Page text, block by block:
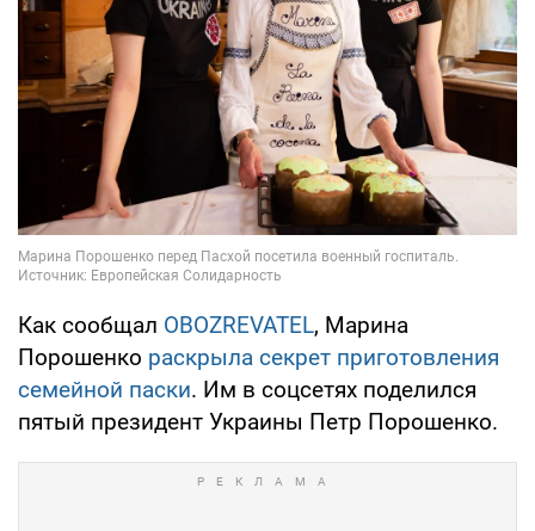
Как сообщал OBOZREVATEL, Марина
Порошенко раскрыла секрет приготовления
семейной паски. Им в соцсетях поделился
пятый президент Украины Петр Порошенко.